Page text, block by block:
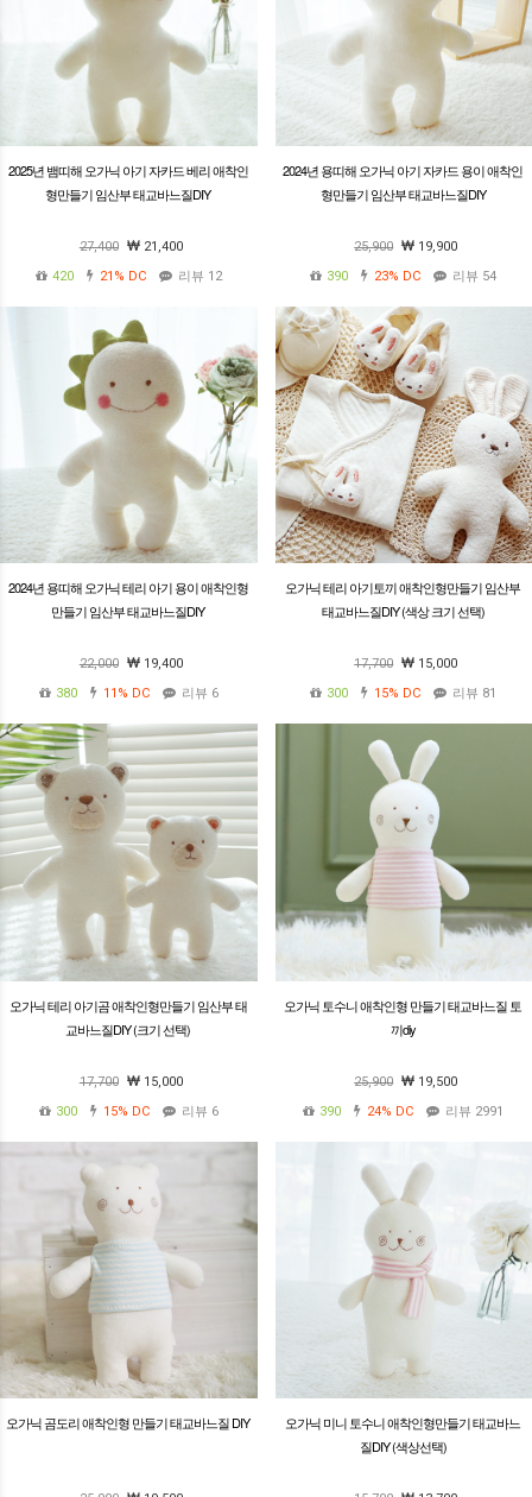
2025년 뱀띠해 오가닉 아기 자카드 베리 애착인
형만들기 임산부 태교바느질DIY
27,400
21,400
420
21% DC 리뷰 12
2024년 용띠해 오가닉 아기 자카드 용이 애착인
형만들기 임산부 태교바느질DIY
25,900
19,900
390
23% DC 리뷰 54
2024년 용띠해 오가닉 테리 아기 용이 애착인형
만들기 임산부 태교바느질DIY
22,000
19,400
380
11% DC 리뷰 6
오가닉 테리 아기토끼 애착인형만들기 임산부
태교바느질DIY (색상 크기 선택)
17,700
15,000
300
15% DC 리뷰 81
오가닉 테리 아기곰 애착인형만들기 임산부 태
교바느질DIY (크기 선택)
17,700
15,000
300
15% DC 리뷰 6
오가닉 토수니 애착인형 만들기 태교바느질 토
끼diy
25,900
19,500
390
24% DC 리뷰 2991
오가닉 곰도리 애착인형 만들기 태교바느질 DIY
오가닉 미니 토수니 애착인형만들기 태교바느
질DIY (색상선택)